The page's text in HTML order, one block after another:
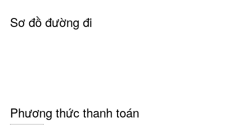
Sơ đồ đường đi
Phương thức thanh toán